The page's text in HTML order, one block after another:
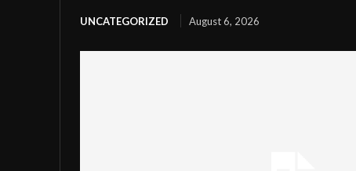
UNCATEGORIZED August 6, 2026